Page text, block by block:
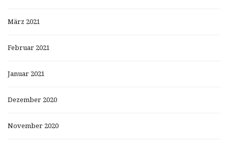
März 2021
Februar 2021
Januar 2021
Dezember 2020
November 2020